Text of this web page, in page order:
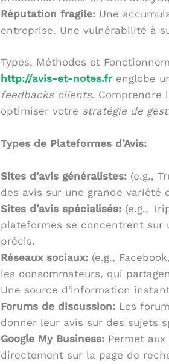
Réputation fragile: Une
entreprise. Une vulnérabilité à
Types, Méthodes et
http://avis-et-notes.frenglobe
feedbacks clients. Comprendre
optimiser votre stratégie de
Types de Plateformes d’Avis:
Sites d’avis généralistes: (e.g.,
des avis sur une grande variété
Sites d’avis spécialisés: (e.g.,
plateformes se concentrent sur
précis.
Réseaux sociaux: (e.g.,
les consommateurs, qui
Une source d’information
Forums de discussion: Les
donner leur avis sur des sujets
Google My Business: Permet
directement sur la page de